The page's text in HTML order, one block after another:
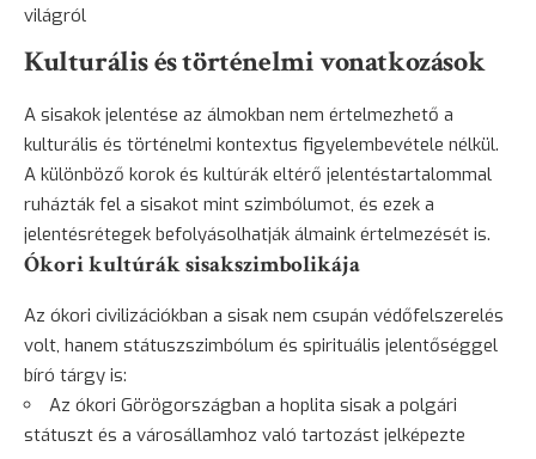
világról
Kulturális és történelmi vonatkozások
A sisakok jelentése az álmokban nem értelmezhető a
kulturális és történelmi kontextus figyelembevétele nélkül.
A különböző korok és kultúrák eltérő jelentéstartalommal
ruházták fel a sisakot mint szimbólumot, és ezek a
jelentésrétegek befolyásolhatják álmaink értelmezését is.
Ókori kultúrák sisakszimbolikája
Az ókori civilizációkban a sisak nem csupán védőfelszerelés
volt, hanem státuszszimbólum és spirituális jelentőséggel
bíró tárgy is:
Az ókori Görögországban a hoplita sisak a polgári
státuszt és a városállamhoz való tartozást jelképezte